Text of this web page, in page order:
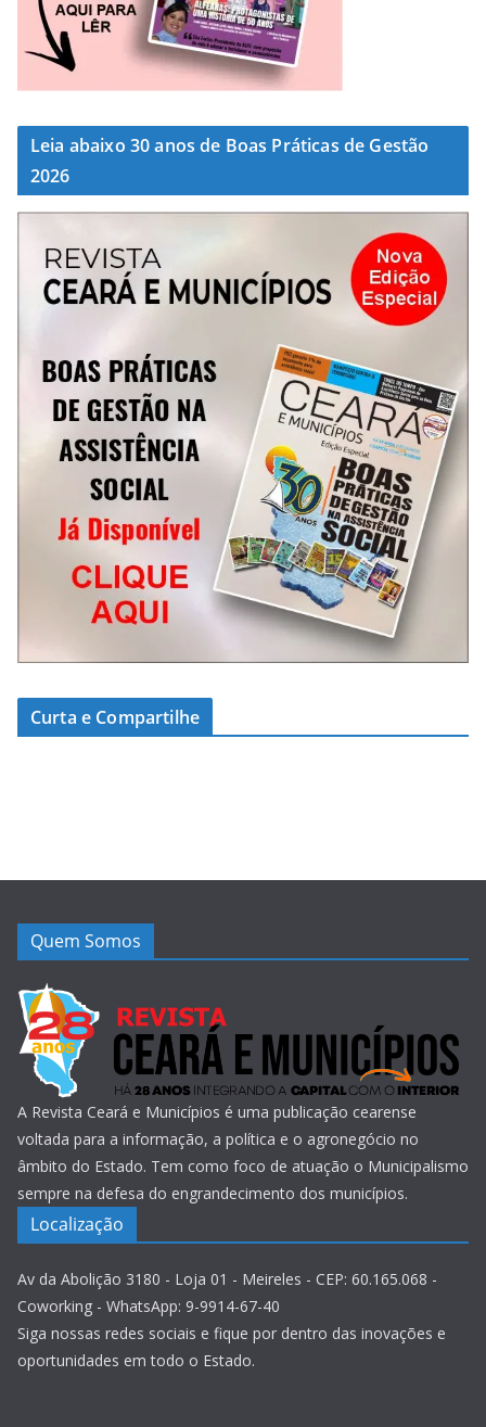
Leia abaixo 30 anos de Boas Práticas de Gestão
2026
Curta e Compartilhe
Quem Somos
A Revista Ceará e Municípios é uma publicação cearense
voltada para a informação, a política e o agronegócio no
âmbito do Estado. Tem como foco de atuação o Municipalismo
sempre na defesa do engrandecimento dos municípios.
Localização
Av da Abolição 3180 - Loja 01 - Meireles - CEP: 60.165.068 -
Coworking - WhatsApp: 9-9914-67-40
Siga nossas redes sociais e fique por dentro das inovações e
oportunidades em todo o Estado.